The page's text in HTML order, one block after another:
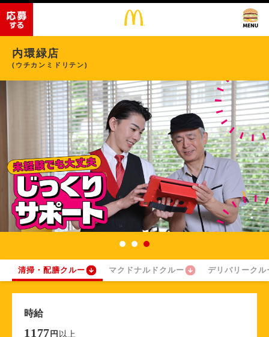
内環緑店
(ウチカンミドリテン)
清掃・配膳クルー マクドナルドクルー デリバリークル
時給
1177 円 以上